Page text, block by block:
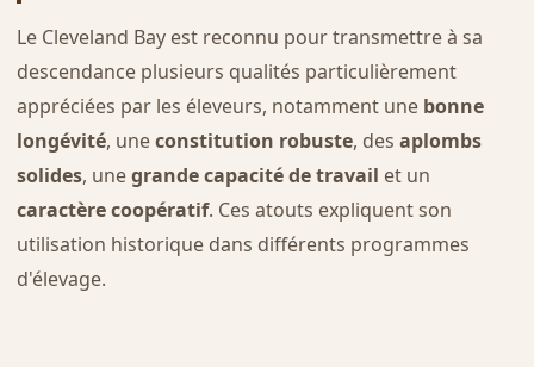
Le Cleveland Bay est reconnu pour transmettre à sa
descendance plusieurs qualités particulièrement
appréciées par les éleveurs, notamment une bonne
longévité, uneconstitution robuste, des aplombs
solides, unegrande capacité de travail et un
caractère coopératif. Ces atouts expliquent son
utilisation historique dans différents programmes
d'élevage.